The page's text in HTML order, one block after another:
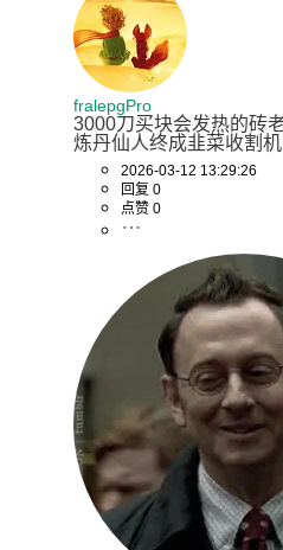
fralepgPro
3000刀买块会发热的砖
炼丹仙人终成韭菜收割机
2026-03-12 13:29:26
回复 0
点赞 0